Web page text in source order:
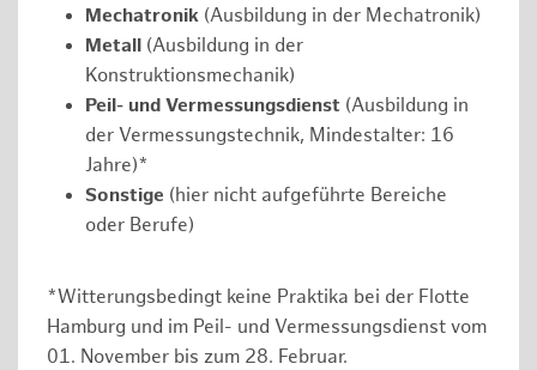
Mechatronik (Ausbildung in der Mechatronik)
Metall (Ausbildung in der
Konstruktionsmechanik)
Peil- und Vermessungsdienst (Ausbildung in
der Vermessungstechnik, Mindestalter: 16
Jahre)*
Sonstige (hier nicht aufgeführte Bereiche
oder Berufe)
*Witterungsbedingt keine Praktika bei der Flotte
Hamburg und im Peil- und Vermessungsdienst vom
01. November bis zum 28. Februar.